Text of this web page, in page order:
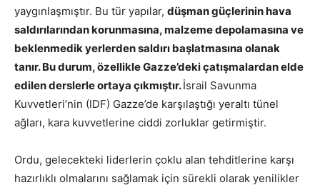
yaygınlaşmıştır. Bu tür yapılar, düşman güçlerinin hava
saldırılarından korunmasına, malzeme depolamasına ve
beklenmedik yerlerden saldırı başlatmasına olanak
tanır. Bu durum, özellikle Gazze’deki çatışmalardan elde
edilen derslerle ortaya çıkmıştır.İsrail Savunma
Kuvvetleri’nin (IDF) Gazze’de karşılaştığı yeraltı tünel
ağları, kara kuvvetlerine ciddi zorluklar getirmiştir.
Ordu, gelecekteki liderlerin çoklu alan tehditlerine karşı
hazırlıklı olmalarını sağlamak için sürekli olarak yenilikler